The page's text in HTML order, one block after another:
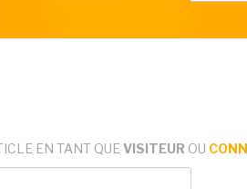
EN TANT QUE VISITEUR OU